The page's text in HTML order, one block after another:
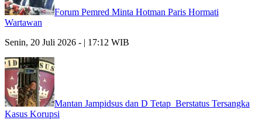
Forum Pemred Minta Hotman Paris Hormati
Wartawan
Senin, 20 Juli 2026 - | 17:12 WIB
Mantan Jampidsus dan D Tetap Berstatus Tersangka
Kasus Korupsi